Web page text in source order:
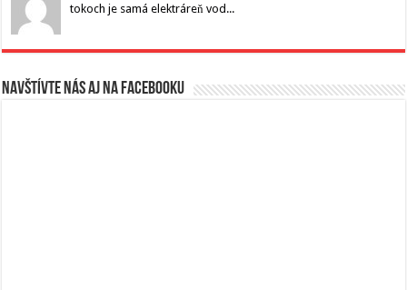
tokoch je samá elektráreň vod...
Navštívte nás aj na Facebooku